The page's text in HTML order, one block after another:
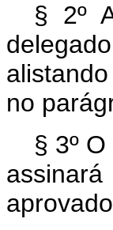
§ 2º
no
§ 3º